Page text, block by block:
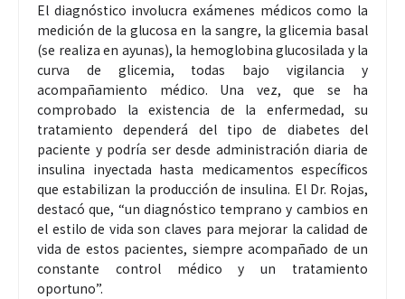
El diagnóstico involucra exámenes médicos como la
medición de la glucosa en la sangre, la glicemia basal
(se realiza en ayunas), la hemoglobina glucosilada y la
curva de glicemia, todas bajo vigilancia y
acompañamiento médico. Una vez, que se ha
comprobado la existencia de la enfermedad, su
tratamiento dependerá del tipo de diabetes del
paciente y podría ser desde administración diaria de
insulina inyectada hasta medicamentos específicos
que estabilizan la producción de insulina. El Dr. Rojas,
destacó que, “un diagnóstico temprano y cambios en
el estilo de vida son claves para mejorar la calidad de
vida de estos pacientes, siempre acompañado de un
constante control médico y un tratamiento
oportuno”.